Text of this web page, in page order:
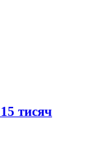
тисяч